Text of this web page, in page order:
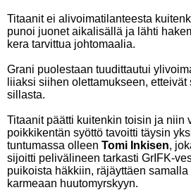
Titaanit ei alivoimatilanteesta
punoi juonet aikalisällä ja lähti
kera tarvittua johtomaalia.
Grani puolestaan tuudittautui
liiaksi siihen olettamukseen,
sillasta.
Titaanit päätti kuitenkin toisin ja niin
poikkikentän syöttö tavoitti täysin
tuntumassa olleen Tomi Inkisen,
sijoitti pelivälineen tarkasti GrIFK-
puikoista häkkiin, räjäyttäen samalla
karmeaan huutomyrskyyn.